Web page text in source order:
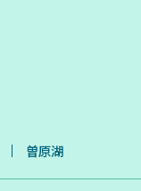
曽原湖